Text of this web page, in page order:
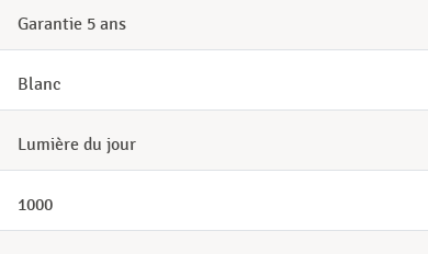
Garantie 5 ans
Blanc
Lumière du jour
1000